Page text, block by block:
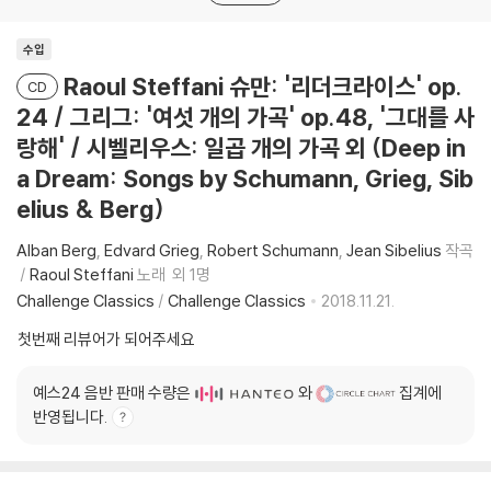
수입
CD
Raoul Steffani 슈만: '리더크라이스' op.
24 / 그리그: '여섯 개의 가곡' op.48, '그대를 사
랑해' / 시벨리우스: 일곱 개의 가곡 외 (Deep in
a Dream: Songs by Schumann, Grieg, Sib
elius & Berg)
Alban Berg Edvard Grieg Robert Schumann Jean Sibelius 작곡
Raoul Steffani 노래 외 1명
Challenge Classics / Challenge Classics
2018.11.21.
첫번째 리뷰어가 되어주세요
예스24 음반 판매 수량은 와
집계에
반영됩니다.